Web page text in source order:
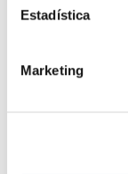
Estadística
Marketing
sustituido